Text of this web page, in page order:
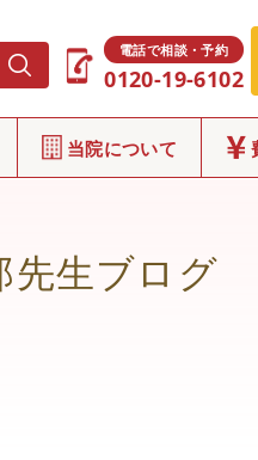
電話で相談・予約
0120-19-6102
当院について
先生ブログ